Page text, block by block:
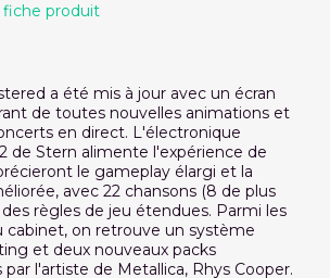
fiche produit
a été mis à jour avec un écran
de toutes nouvelles animations et
en direct. L'électronique
de Stern alimente l'expérience de
le gameplay élargi et la
avec 22 chansons (8 de plus
règles de jeu étendues. Parmi les
cabinet, on retrouve un système
et deux nouveaux packs
l'artiste de Metallica, Rhys Cooper.